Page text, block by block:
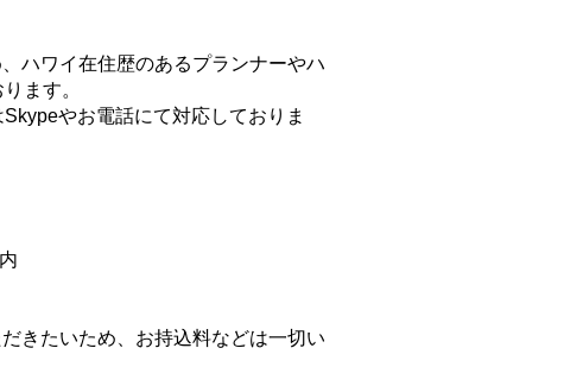
、ハワイ在住歴のあるプランナーやハ
ます。
やお電話にて対応しておりま
きたいため、お持込料などは一切い